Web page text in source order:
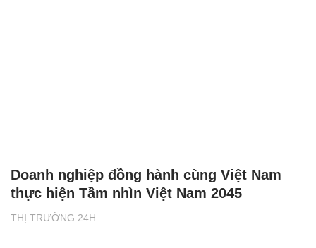
THỊ TRƯỜNG 24H
Doanh nghiệp đồng hành cùng Việt Nam
thực hiện Tầm nhìn Việt Nam 2045